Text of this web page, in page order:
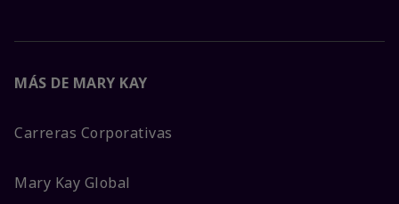
MÁS DE MARY KAY
Carreras Corporativas
Mary Kay Global